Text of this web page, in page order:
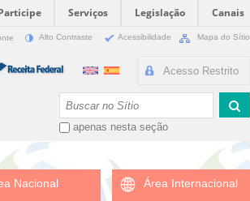
Serviços Legislação
Canais
Alto Contraste Acessibilidade Mapa do Sítio
Acesso Restrito
apenas nesta seção
Nacional Área Internacional